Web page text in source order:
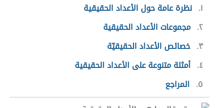
١ نظرة عامة حول الأعداد الحقيقية
٢ مجموعات الأعداد الحقيقية
٣ خصائص الأعداد الحقيقيّة
٤ أمثلة متنوعة على الأعداد الحقيقية
٥
المراجع